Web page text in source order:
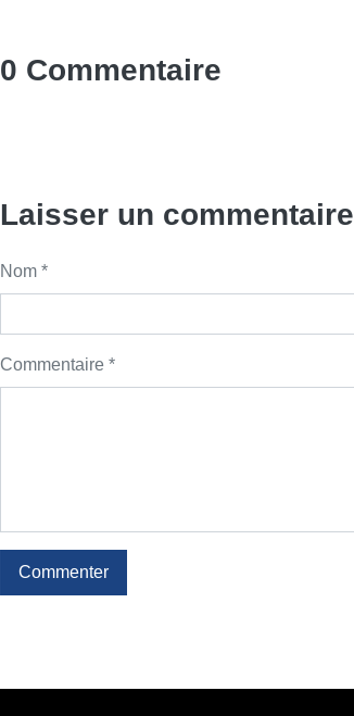
0 Commentaire
Laisser un commentaire
Nom *
Commentaire *
Commenter